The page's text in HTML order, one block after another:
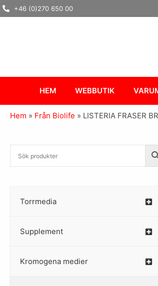
Hoppa
till
+46 (0)270 650 00
HEM WEBBUTIK
Hem » Från Biolife » LISTERIA FRASER
Torrmedia
–
Supplement
–
Kromogena medier
–